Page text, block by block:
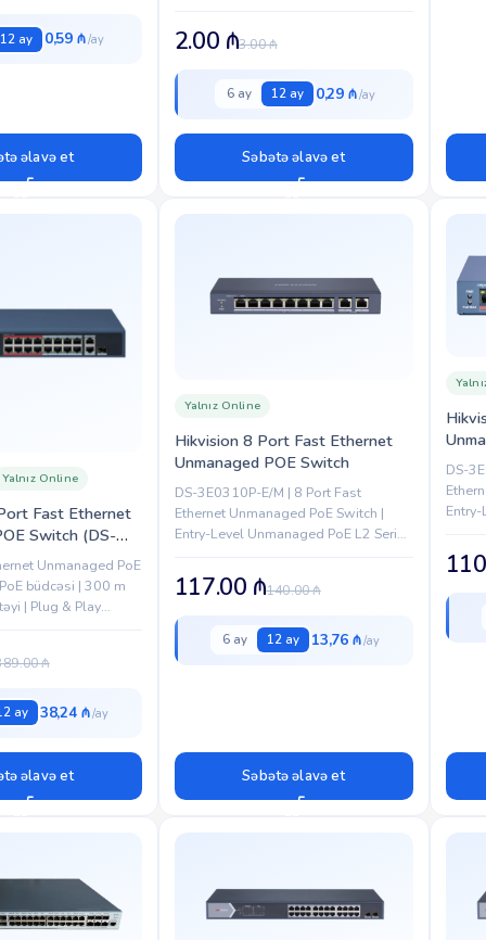
12 ay 0,59 ₼
əlavə et
temp | RFID...
3.00₼
2.00 ₼
6 ay 12 ay 0,29 ₼
Səbətə əlavə et
Fast Ethernet
Switch (DS-
Yalnız Online
Unmanaged PoE
büdcəsi | 300 m
| Plug & Play
₼
ay 38,24 ₼
əlavə et
Hikvision 8 Port Fast Ethernet
Unmanaged POE Switch
Yalnız Online
DS-3E0310P-E/M | 8 Port Fast
Ethernet Unmanaged PoE Switch |
Entry-Level Unmanaged PoE L2 Series
Gigabit RJ45 Uplink Ports...
140.00₼
117.00 ₼
6 ay 12 ay 13,76 ₼
Səbətə əlavə et
DS-
Entry-
10/